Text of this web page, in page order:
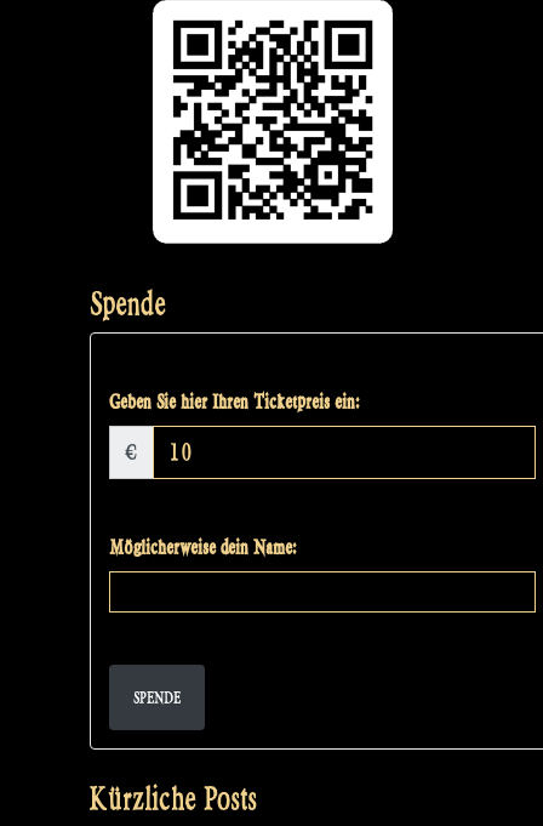
Spende
Geben Sie hier Ihren Ticketpreis ein:
€
Möglicherweise dein Name:
SPENDE
Kürzliche Posts